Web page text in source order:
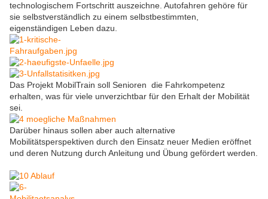
technologischem Fortschritt auszeichne. Autofahren gehöre für
sie selbstverständlich zu einem selbstbestimmten,
eigenständigen Leben dazu.
Das Projekt MobilTrain soll Senioren die Fahrkompetenz
erhalten, was für viele unverzichtbar für den Erhalt der Mobilität
sei.
Darüber hinaus sollen aber auch alternative
Mobilitätsperspektiven durch den Einsatz neuer Medien eröffnet
und deren Nutzung durch Anleitung und Übung gefördert werden.